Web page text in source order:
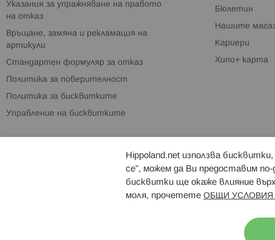
Указания за упражняване на правото
на отказ
Връщане, замяна и рекламация на
артикули
Стандартен формуляр за отказ
Политика за поверителност
Политика за бисквитките
Управление на бисквитките
Бюлетин
Нашите
Кариери
Хипо+ карта
Брошури Магазини
Hippoland.net използва
се”, можем да Ви предоставим
бисквитки ще окаже влияние
моля, прочетете ОБЩИ УСЛОВИЯ